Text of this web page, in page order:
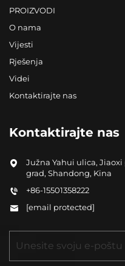
PROIZVODI
O nama
Vijesti
Rješenja
Videi
Kontaktirajte nas
Kontaktirajte nas
Južna Yahui ulica,
grad, Shandong, Kina
+86-15501358222
[email protected]